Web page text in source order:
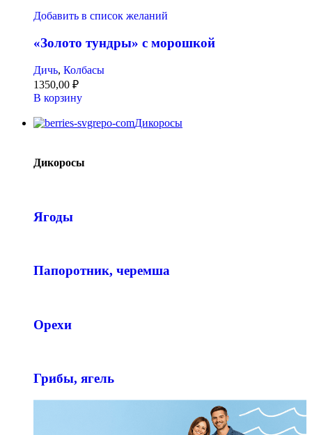
Добавить в список желаний
«Золото тундры» с морошкой
Дичь, Колбасы
1350,00 ₽
В корзину
Дикоросы
Дикоросы
Ягоды
Папоротник, черемша
Орехи
Грибы, ягель